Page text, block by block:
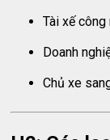
Tài xế công
Doanh
Chủ xe